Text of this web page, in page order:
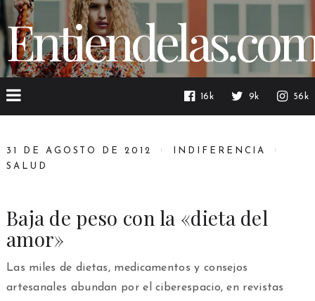
16k 9k 56k
31 DE AGOSTO DE 2012
INDIFERENCIA
SALUD
Baja de peso con la «dieta del
amor»
Las miles de dietas, medicamentos y consejos
artesanales abundan por el ciberespacio, en revistas